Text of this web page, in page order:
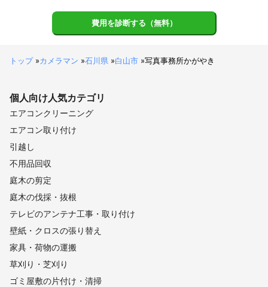
費用を診断する（無料）
トップ»カメラマン »石川県 »白山市 »写真事務所かがやき
個人向け人気カテゴリ
エアコンクリーニング
エアコン取り付け
引越し
不用品回収
庭木の剪定
庭木の伐採・抜根
テレビのアンテナ工事・取り付け
壁紙・クロスの張り替え
家具・荷物の運搬
草刈り・芝刈り
ゴミ屋敷の片付け・清掃